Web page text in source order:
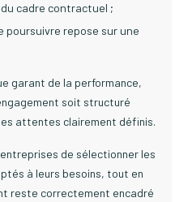
cadre contractuel ;
poursuivre repose sur une
garant de la performance,
soit structuré
attentes clairement définis.
de sélectionner les
à leurs besoins, tout en
reste correctement encadré